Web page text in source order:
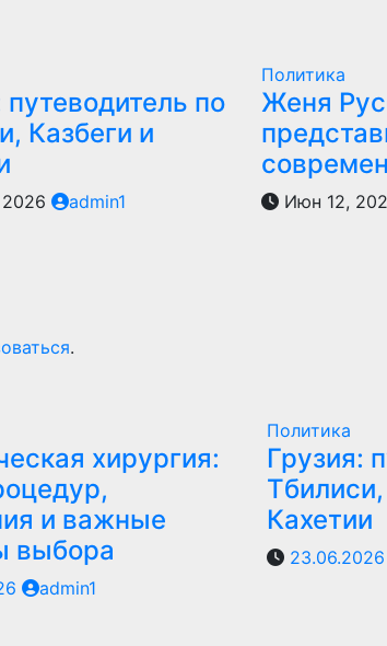
путеводитель по
Казбеги и
2026 admin1
Политика
Женя
Июн 12,
.
хирургия:
и важные
выбора
admin1
Политика
Грузия:
Кахетии
23.06.2026